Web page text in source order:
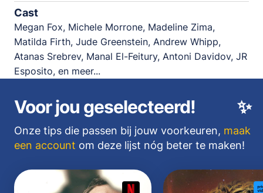
Cast
Megan Fox, Michele Morrone, Madeline Zima,
Matilda Firth, Jude Greenstein, Andrew Whipp,
Atanas Srebrev, Manal El-Feitury, Antoni Davidov, JR
Esposito, en meer...
✨
Voor jou geselecteerd!
Onze tips die passen bij jouw voorkeuren, maak
een account om deze lijst nóg beter te maken!